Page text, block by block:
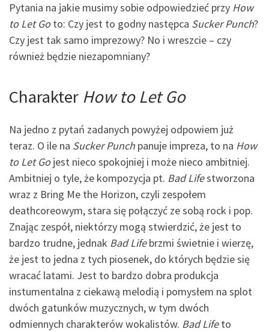
Pytania na jakie musimy sobie odpowiedzieć przy How
to Let Goto: Czy jest to godny następca Sucker Punch?
Czy jest tak samo imprezowy? No i wreszcie – czy
również będzie niezapomniany?
Charakter How to Let Go
Na jedno z pytań zadanych powyżej odpowiem już
teraz. O ile na Sucker Punch panuje impreza, to na How
to Let Gojest nieco spokojniej i może nieco ambitniej.
Ambitniej o tyle, że kompozycja pt. Bad Lifestworzona
wraz z Bring Me the Horizon, czyli zespołem
deathcoreowym, stara się połączyć ze sobą rock i pop.
Znając zespół, niektórzy mogą stwierdzić, że jest to
bardzo trudne, jednak Bad Lifebrzmi świetnie i wierzę,
że jest to jedna z tych piosenek, do których będzie się
wracać latami. Jest to bardzo dobra produkcja
instumentalna z ciekawą melodią i pomysłem na splot
dwóch gatunków muzycznych, w tym dwóch
odmiennych charakterów wokalistów. Bad Lifeto